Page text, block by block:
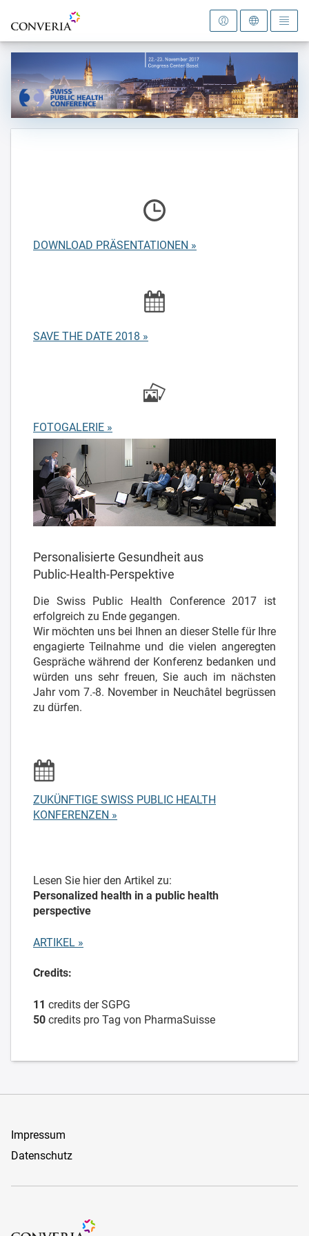
Zur Startseite
DOWNLOAD PRÄSENTATIONEN »
SAVE THE DATE 2018 »
FOTOGALERIE »
Personalisierte Gesundheit aus
Public-Health-Perspektive
Die Swiss Public Health Conference 2017 ist
erfolgreich zu Ende gegangen.
Wir möchten uns bei Ihnen an dieser Stelle für Ihre
engagierte Teilnahme und die vielen angeregten
Gespräche während der Konferenz bedanken und
würden uns sehr freuen, Sie auch im nächsten
Jahr vom 7.-8. November in Neuchâtel begrüssen
zu dürfen.
ZUKÜNFTIGE SWISS PUBLIC HEALTH
KONFERENZEN »
Lesen Sie hier den Artikel zu:
Personalized health in a public health
perspective
ARTIKEL »
Credits:
11 credits der SGPG
50 credits pro Tag von PharmaSuisse
Impressum
Datenschutz
Organizers Schweiz GmbH